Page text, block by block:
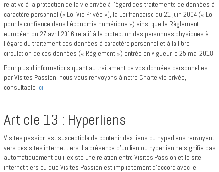
relative à la protection de la vie privée à l’égard des traitements de données à
caractère personnel (« Loi Vie Privée »), la Loi française du 21 juin 2004 (« Loi
pour la confiance dans l’économie numérique ») ainsi que le Règlement
européen du 27 avril 2016 relatif à la protection des personnes physiques à
l’égard du traitement des données à caractère personnel et à la libre
circulation de ces données (« Règlement ») entrée en vigueur le 25 mai 2018.
Pour plus d’informations quant au traitement de vos données personnelles
par Visites Passion, nous vous renvoyons à notre Charte vie privée,
consultable ici.
Article 13 : Hyperliens
Visites passion est susceptible de contenir des liens ou hyperliens renvoyant
vers des sites internet tiers. La présence d’un lien ou hyperlien ne signifie pas
automatiquement qu'il existe une relation entre Visites Passion et le site
internet tiers ou que Visites Passion est implicitement d'accord avec le